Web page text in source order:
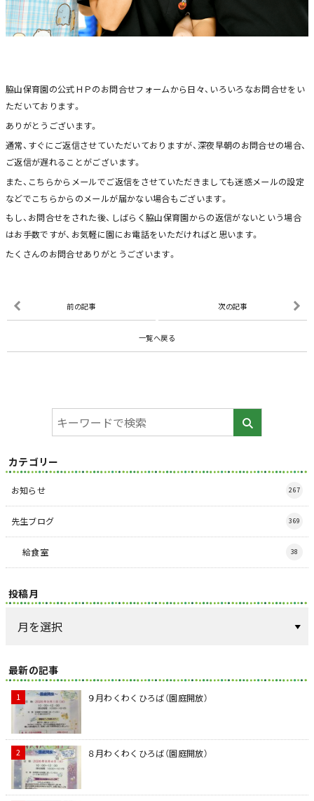
脇山保育園の公式ＨＰのお問合せフォームから日々、いろいろなお問合せをい
ただいております。
ありがとうございます。
通常、すぐにご返信させていただいておりますが、深夜早朝のお問合せの場合、
ご返信が遅れることがございます。
また、こちらからメールでご返信をさせていただきましても迷惑メールの設定
などでこちらからのメールが届かない場合もございます。
もし、お問合せをされた後、しばらく脇山保育園からの返信がないという場合
はお手数ですが、お気軽に園にお電話をいただければと思います。
たくさんのお問合せありがとうございます。
前の記事 次の記事
一覧へ戻る
カテゴリー
お知らせ 267
先生ブログ 369
給食室 38
投稿月
最新の記事
９月わくわくひろば（園庭開放）
８月わくわくひろば（園庭開放）